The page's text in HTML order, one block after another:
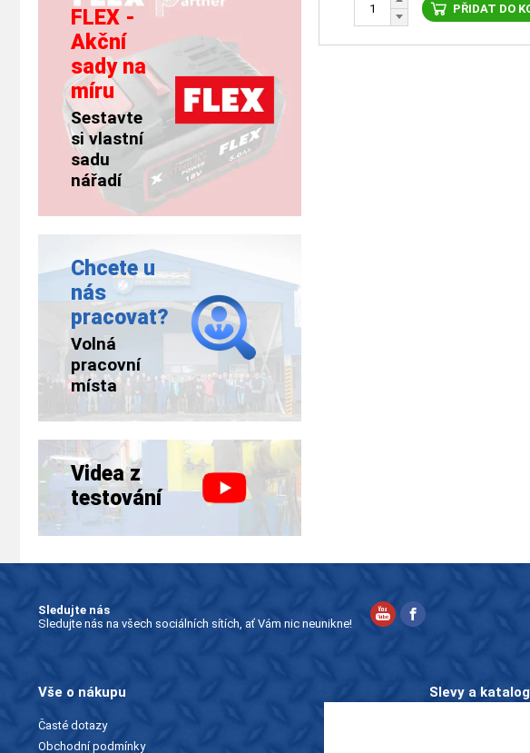
PŘIDAT DO
FLEX -
Akční
sady na
míru
Sestavte
si vlastní
sadu
nářadí
Chcete u
nás
pracovat?
Volná
pracovní
místa
Videa z
testování
Sledujte nás
Sledujte nás na všech sociálních sítích, ať Vám nic neunikne!
Vše o nákupu
Časté dotazy
Obchodní podmínky
Slevy a